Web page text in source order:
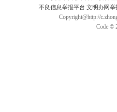
不良信息举报平台 文明办网
Copyright@http://
Code ©